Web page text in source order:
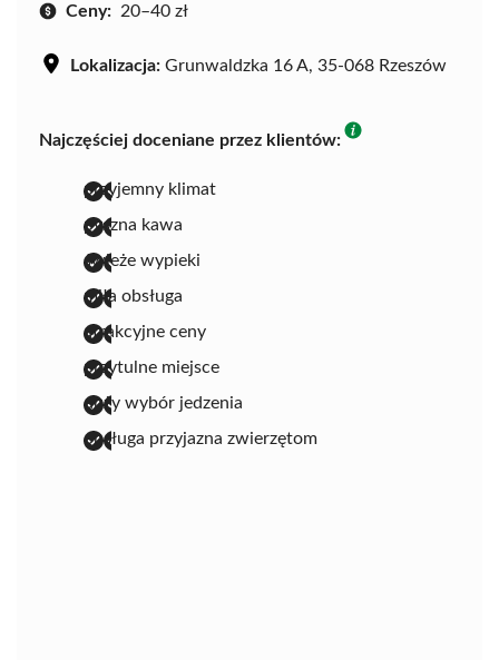
Ceny: 20–40 zł
Lokalizacja: Grunwaldzka 16 A, 35-068 Rzeszów
Najczęściej doceniane przez klientów:
przyjemny klimat
pyszna kawa
świeże wypieki
miła obsługa
atrakcyjne ceny
przytulne miejsce
duży wybór jedzenia
obsługa przyjazna zwierzętom